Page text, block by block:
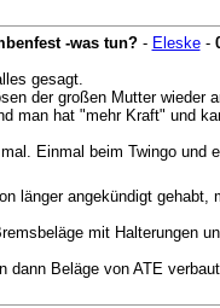
-was tun?- Eleske-
gesagt.
der großen Mutter wieder
man hat "mehr Kraft" und
Einmal beim Twingo und
länger angekündigt gehabt,
mit Halterungen
dann Beläge von ATE